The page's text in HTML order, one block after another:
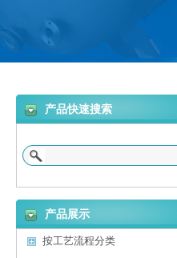
产品快速搜索
产品展示
按工艺流程分类